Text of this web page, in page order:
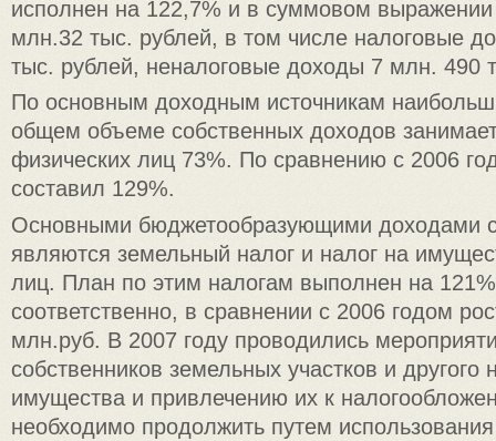
исполнен на 122,7% и в суммовом выражении
млн.32 тыс. рублей, в том числе налоговые
тыс. рублей, неналоговые доходы 7 млн. 490
По основным доходным источникам
общем объеме собственных доходов
физических лиц 73%. По сравнению с 2006
составил 129%.
Основными бюджетообразующими доходами
являются земельный налог и налог на
лиц. План по этим налогам выполнен на
соответственно, в сравнении с 2006 годом
млн.руб. В 2007 году проводились
собственников земельных участков и другого
имущества и привлечению их к
необходимо продолжить путем